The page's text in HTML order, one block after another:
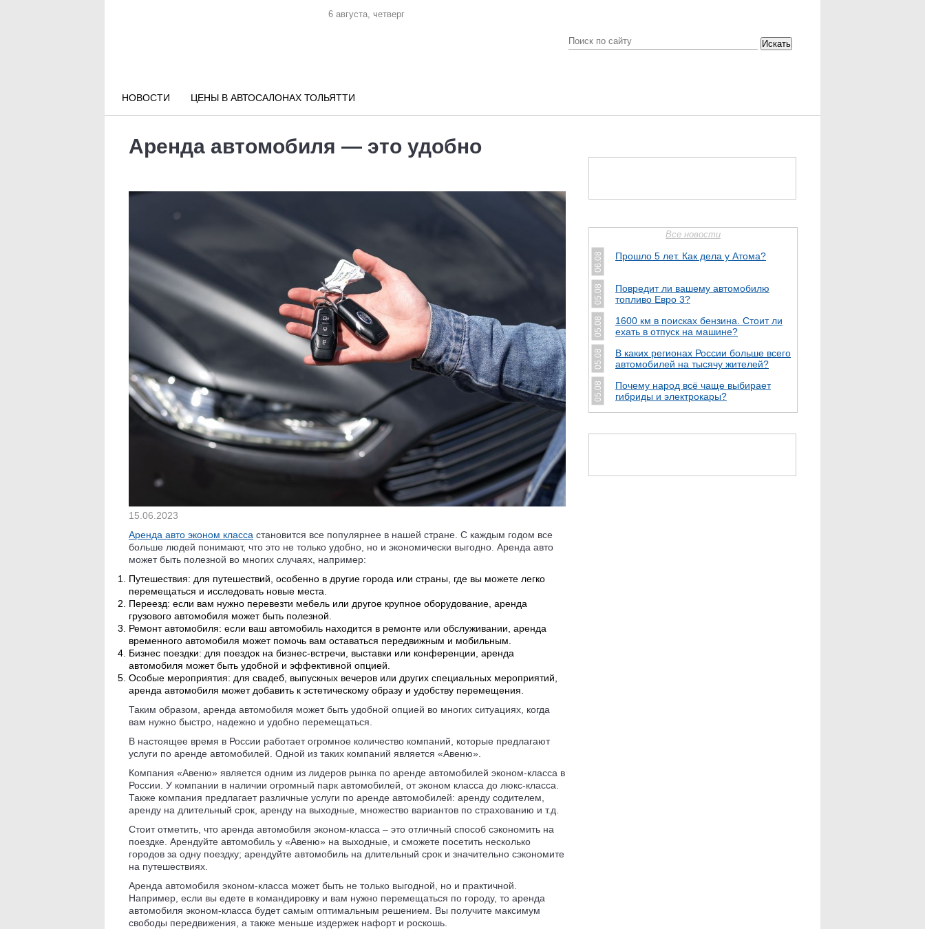
6 августа, четверг
Искать
НОВОСТИ ЦЕНЫ В АВТОСАЛОНАХ ТОЛЬЯТТИ
Аренда автомобиля — это удобно
15.06.2023
Аренда авто эконом класса становится все популярнее в нашей стране. С каждым годом все
больше людей понимают, что это не только удобно, но и экономически выгодно. Аренда авто
может быть полезной во многих случаях, например:
Путешествия: для путешествий, особенно в другие города или страны, где вы можете легко
перемещаться и исследовать новые места.
Переезд: если вам нужно перевезти мебель или другое крупное оборудование, аренда
грузового автомобиля может быть полезной.
Ремонт автомобиля: если ваш автомобиль находится в ремонте или обслуживании, аренда
временного автомобиля может помочь вам оставаться передвижным и мобильным.
Бизнес поездки: для поездок на бизнес-встречи, выставки или конференции, аренда
автомобиля может быть удобной и эффективной опцией.
Особые мероприятия: для свадеб, выпускных вечеров или других специальных мероприятий,
аренда автомобиля может добавить к эстетическому образу и удобству перемещения.
Таким образом, аренда автомобиля может быть удобной опцией во многих ситуациях, когда
вам нужно быстро, надежно и удобно перемещаться.
В настоящее время в России работает огромное количество компаний, которые предлагают
услуги по аренде автомобилей. Одной из таких компаний является «Авеню».
Компания «Авеню» является одним из лидеров рынка по аренде автомобилей эконом-класса в
России. У компании в наличии огромный парк автомобилей, от эконом класса до люкс-класса.
Также компания предлагает различные услуги по аренде автомобилей: аренду содителем,
аренду на длительный срок, аренду на выходные, множество вариантов по страхованию и т.д.
Стоит отметить, что аренда автомобиля эконом-класса – это отличный способ сэкономить на
поездке. Арендуйте автомобиль у «Авеню» на выходные, и сможете посетить несколько
городов за одну поездку; арендуйте автомобиль на длительный срок и значительно сэкономите
на путешествиях.
Аренда автомобиля эконом-класса может быть не только выгодной, но и практичной.
Например, если вы едете в командировку и вам нужно перемещаться по городу, то аренда
автомобиля эконом-класса будет самым оптимальным решением. Вы получите максимум
свободы передвижения, а также меньше издержек нафорт и роскошь.
Все новости
06.08 Прошло 5 лет. Как дела у Атома?
05.08
Повредит ли вашему автомобилю
топливо Евро 3?
05.08
1600 км в поисках бензина. Стоит ли
ехать в отпуск на машине?
05.08
В каких регионах России больше всего
автомобилей на тысячу жителей?
05.08
Почему народ всё чаще выбирает
гибриды и электрокары?